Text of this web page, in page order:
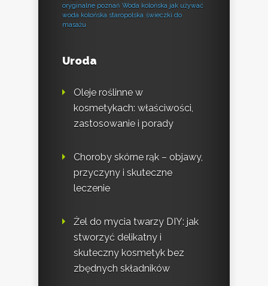
oryginalne poznań Woda kolońska jak używać
woda kolońska staropolska świeczki do
masażu
Uroda
Oleje roślinne w
kosmetykach: właściwości,
zastosowanie i porady
Choroby skórne rąk – objawy,
przyczyny i skuteczne
leczenie
Żel do mycia twarzy DIY: jak
stworzyć delikatny i
skuteczny kosmetyk bez
zbędnych składników